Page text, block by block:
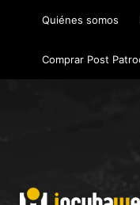
Quiénes somos
Comprar Post